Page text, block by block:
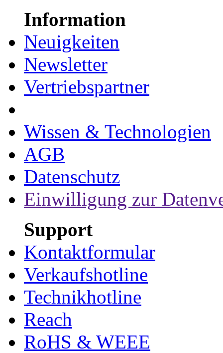
Information
Neuigkeiten
Newsletter
Vertriebspartner
Wissen & Technologien
AGB
Datenschutz
Einwilligung zur
Support
Kontaktformular
Verkaufshotline
Technikhotline
Reach
RoHS & WEEE